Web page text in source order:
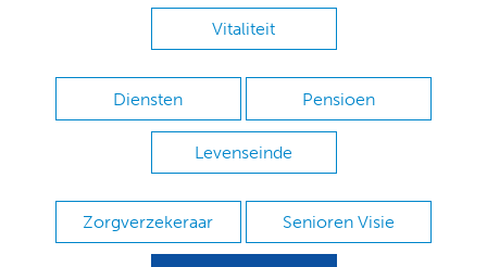
Vitaliteit
Diensten Pensioen
Levenseinde
Zorgverzekeraar Senioren Visie